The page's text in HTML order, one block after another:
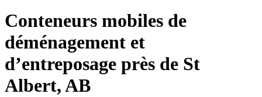
Conteneurs mobiles de
déménagement et
d’entreposage près de St
Albert, AB